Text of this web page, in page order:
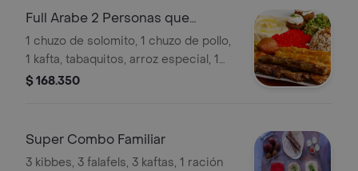
Full Arabe 2 Personas que
Contiene:
1 chuzo de solomito, 1 chuzo de pollo,
1 kafta, tabaquitos, arroz especial, 1
kibbe, 2 falafel, ensalada tabule, salsas
$ 168.350
Super Combo Familiar
3 kibbes, 3 falafels, 3 kaftas, 1 ración